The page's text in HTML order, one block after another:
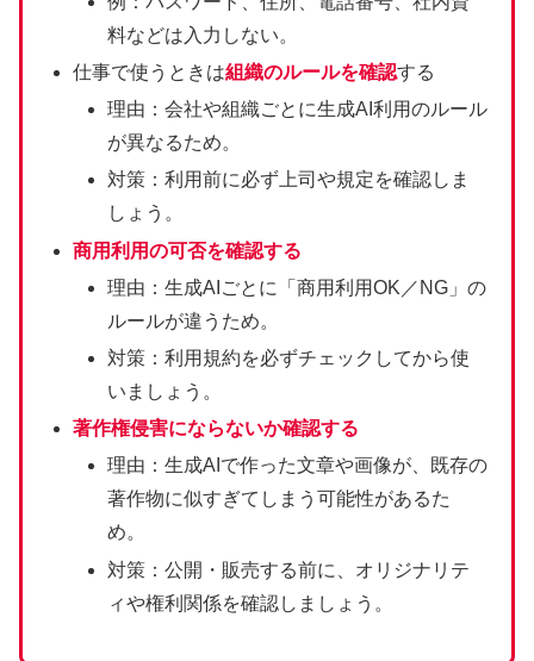
料などは入力しない。
仕事で使うときは組織のルールを確認する
理由：会社や組織ごとに生成AI利用のルール
が異なるため。
対策：利用前に必ず上司や規定を確認しま
しょう。
商用利用の可否を確認する
理由：生成AIごとに「商用利用OK／NG」の
ルールが違うため。
対策：利用規約を必ずチェックしてから使
いましょう。
著作権侵害にならないか確認する
理由：生成AIで作った文章や画像が、既存の
著作物に似すぎてしまう可能性があるた
め。
対策：公開・販売する前に、オリジナリテ
ィや権利関係を確認しましょう。